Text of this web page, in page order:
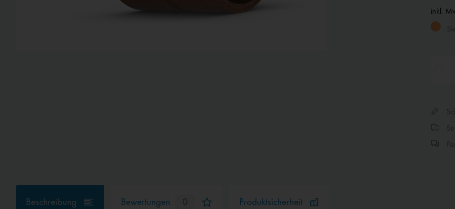
inkl.
Beschreibung Bewertungen 0 Produktsicherheit